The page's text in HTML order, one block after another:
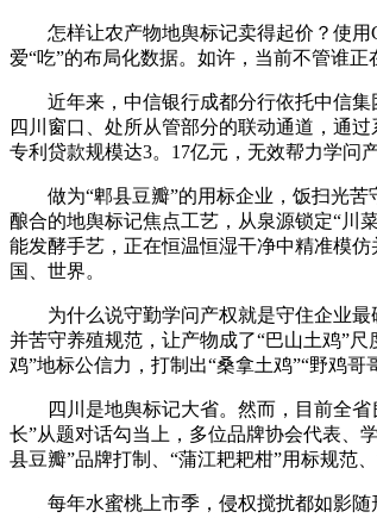
怎样让农产物地舆标记卖得起价？使用
爱“吃”的布局化数据。如许，当前不管谁
近年来，中信银行成都分行依托中信集
四川窗口、处所从管部分的联动通道，通
专利贷款规模达3。17亿元，无效帮力学问
做为“郫县豆瓣”的用标企业，饭扫光苦
酿合的地舆标记焦点工艺，从泉源锁定“川
能发酵手艺，正在恒温恒湿干净中精准模
国、世界。
为什么说守勤学问产权就是守住企业最
并苦守养殖规范，让产物成了“巴山土鸡”
鸡”地标公信力，打制出“桑拿土鸡”“野鸡
四川是地舆标记大省。然而，目前全省
长”从题对话勾当上，多位品牌协会代表、
县豆瓣”品牌打制、“蒲江耙耙柑”用标规范
每年水蜜桃上市季，侵权搅扰都如影随形